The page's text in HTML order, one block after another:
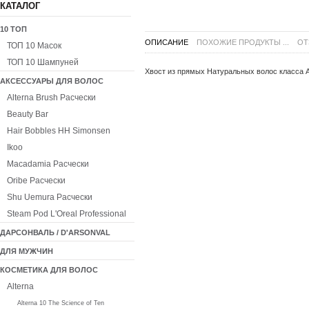
ОПИСАНИЕ ПОХОЖИЕ ПРОДУКТЫ ...
Хвост из прямых Натуральных волос класса
КАТАЛОГ
10 ТОП
ТОП 10 Масок
ТОП 10 Шампуней
АКСЕССУАРЫ ДЛЯ ВОЛОС
Alterna Brush Расчески
Beauty Bar
Hair Bobbles HH Simonsen
Ikoo
Macadamia Расчески
Oribe Расчески
Shu Uemura Расчески
Steam Pod L'Oreal Professional
ДАРСОНВАЛЬ / D'ARSONVAL
ДЛЯ МУЖЧИН
КОСМЕТИКА ДЛЯ ВОЛОС
Alterna
Alterna 10 The Science of Ten